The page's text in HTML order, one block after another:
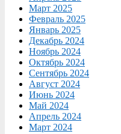
Март 2025
Февраль 2025
Январь 2025
Декабрь 2024
Ноябрь 2024
Октябрь 2024
Сентябрь 2024
Август 2024
Июнь 2024
Май 2024
Апрель 2024
Март 2024